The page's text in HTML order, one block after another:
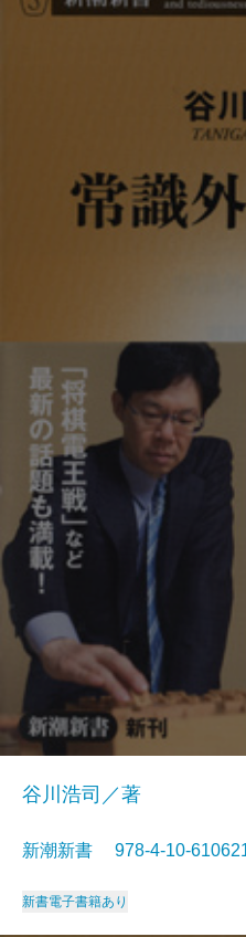
谷川浩司／著
新潮新書 978-4-10-
新書電子書籍あり